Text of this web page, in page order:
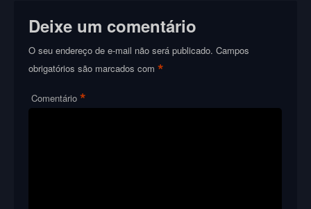
Deixe um comentário
O seu endereço de e-mail não será publicado. Campos
obrigatórios são marcados com*
Comentário *